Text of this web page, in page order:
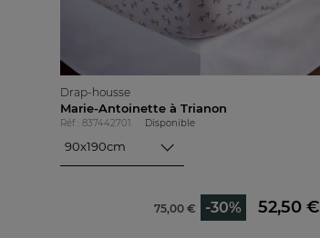
Drap-housse
Marie-Antoinette à Trianon
Réf : 837442701 Disponible
90x190cm
75,00 € -30% 52,50 €